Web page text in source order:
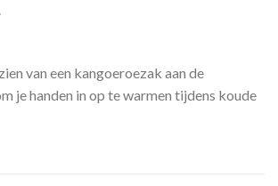
van een kangoeroezak aan de
je handen in op te warmen tijdens koude